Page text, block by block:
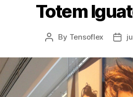
Totem
By Tensoflex